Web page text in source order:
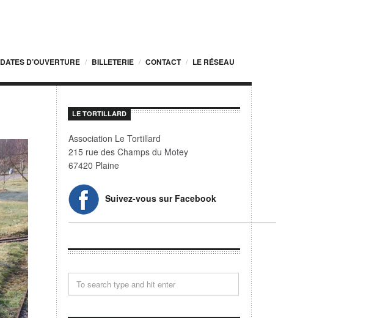
DATES D’OUVERTURE BILLETERIE CONTACT LE RÉSEAU
LE TORTILLARD
Association Le Tortillard
215 rue des Champs du Motey
67420 Plaine
Suivez-vous sur Facebook